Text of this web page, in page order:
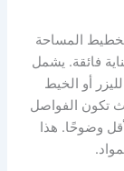
المساحة
فائقة. يشمل
أو الخيط
تكون الفواصل
وضوحًا. هذا